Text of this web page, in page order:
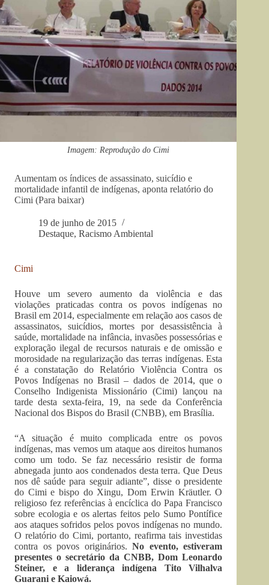
Imagem: Reprodução do Cimi
Aumentam os índices de assassinato, suicídio e
mortalidade infantil de indígenas, aponta relatório do
Cimi (Para baixar)
19 de junho de 2015
Destaque, Racismo Ambiental
Cimi
Houve um severo aumento da violência e das
violações praticadas contra os povos indígenas no
Brasil em 2014, especialmente em relação aos casos de
assassinatos, suicídios, mortes por desassistência à
saúde, mortalidade na infância, invasões possessórias e
exploração ilegal de recursos naturais e de omissão e
morosidade na regularização das terras indígenas. Esta
é a constatação do Relatório Violência Contra os
Povos Indígenas no Brasil – dados de 2014, que o
Conselho Indigenista Missionário (Cimi) lançou na
tarde desta sexta-feira, 19, na sede da Conferência
Nacional dos Bispos do Brasil (CNBB), em Brasília.
“A situação é muito complicada entre os povos
indígenas, mas vemos um ataque aos direitos humanos
como um todo. Se faz necessário resistir de forma
abnegada junto aos condenados desta terra. Que Deus
nos dê saúde para seguir adiante”, disse o presidente
do Cimi e bispo do Xingu, Dom Erwin Kräutler. O
religioso fez referências à encíclica do Papa Francisco
sobre ecologia e os alertas feitos pelo Sumo Pontífice
aos ataques sofridos pelos povos indígenas no mundo.
O relatório do Cimi, portanto, reafirma tais investidas
contra os povos originários.No evento, estiveram
presentes o secretário da CNBB, Dom Leonardo
Steiner, e a liderança indígena Tito Vilhalva
Guarani e Kaiowá.